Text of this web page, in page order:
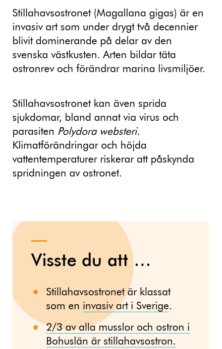
Stillahavsostronet (Magallana gigas) är en
invasiv art som under drygt två decennier
blivit dominerande på delar av den
svenska västkusten. Arten bildar täta
ostronrev och förändrar marina livsmiljöer.
Stillahavsostronet kan även sprida
sjukdomar, bland annat via virus och
parasiten Polydora websteri.
Klimatförändringar och höjda
vattentemperaturer riskerar att påskynda
spridningen av ostronet.
Visste du att …
Stillahavsostronet är klassat
som en invasiv art i Sverige.
2/3 av alla musslor och ostron i
Bohuslän är stillahavsostron.